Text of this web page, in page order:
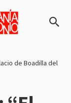
de Boadilla del